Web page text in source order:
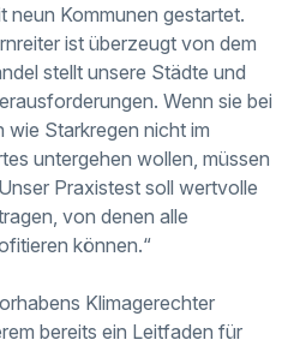
neun Kommunen gestartet.
ist überzeugt von dem
stellt unsere Städte und
Wenn sie bei
wie Starkregen nicht im
untergehen wollen, müssen
Praxistest soll wertvolle
von denen alle
können.“
Klimagerechter
bereits ein Leitfaden für